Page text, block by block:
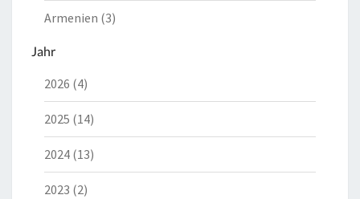
Armenien (3)
Jahr
2026 (4)
2025 (14)
2024 (13)
2023 (2)